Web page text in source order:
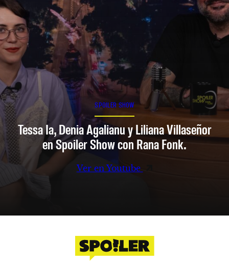
SPOILER SHOW
Tessa Ia, Denia Agalianu y Liliana Villaseñor
en Spoiler Show con Rana Fonk.
Ver en Youtube